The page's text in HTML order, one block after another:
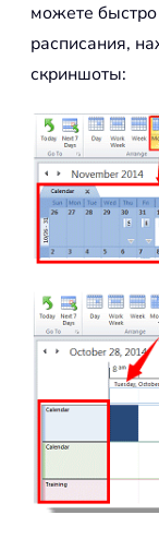
можете быстро
расписания,
скриншоты: